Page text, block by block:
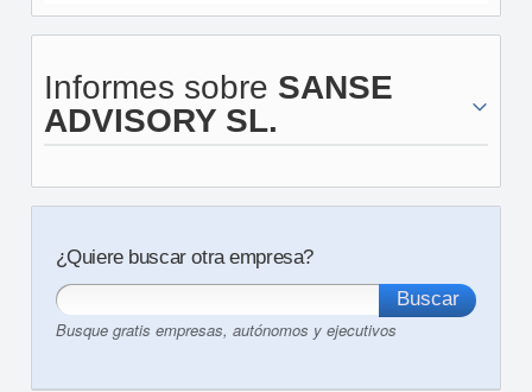
Informes sobre SANSE
ADVISORY SL.
¿Quiere buscar otra empresa?
Busque gratis empresas, autónomos y ejecutivos